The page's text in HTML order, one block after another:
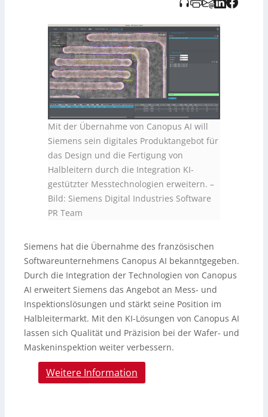
Mit der Übernahme von Canopus AI will
Siemens sein digitales Produktangebot für
das Design und die Fertigung von
Halbleitern durch die Integration KI-
gestützter Messtechnologien erweitern. –
Bild: Siemens Digital Industries Software
PR Team
Siemens hat die Übernahme des französischen
Softwareunternehmens Canopus AI bekanntgegeben.
Durch die Integration der Technologien von Canopus
AI erweitert Siemens das Angebot an Mess- und
Inspektionslösungen und stärkt seine Position im
Halbleitermarkt. Mit den KI-Lösungen von Canopus AI
lassen sich Qualität und Präzision bei der Wafer- und
Maskeninspektion weiter verbessern.
Weitere Information